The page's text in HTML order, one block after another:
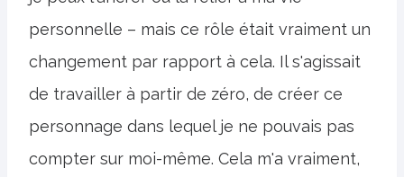
personnelle – mais ce rôle était vraiment un
changement par rapport à cela. Il s'agissait
de travailler à partir de zéro, de créer ce
personnage dans lequel je ne pouvais pas
compter sur moi-même. Cela m'a vraiment,